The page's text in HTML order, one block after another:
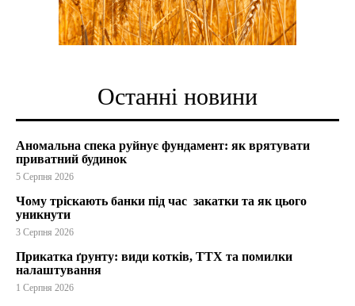
Останні новини
Аномальна спека руйнує фундамент: як врятувати
приватний будинок
5 Серпня 2026
Чому тріскають банки під час закатки та як цього
уникнути
3 Серпня 2026
Прикатка ґрунту: види котків, ТТХ та помилки
налаштування
1 Серпня 2026